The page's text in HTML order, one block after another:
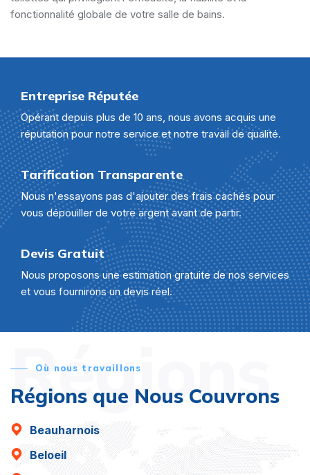
fonctionnalité globale de votre salle de bains.
Entreprise Réputée
Opérant depuis plus de 10 ans, nous avons acquis une
réputation pour notre service et notre travail de qualité.
Tarification Transparente
Nous n'essayons pas d'ajouter des frais cachés pour
vous dépouiller de votre argent avant de partir.
Devis Gratuit
Nous proposons une estimation gratuite de nos services
et vous fournirons un devis réel.
Régions
Où nous travaillons
Régions que Nous Couvrons
Beauharnois
Beloeil